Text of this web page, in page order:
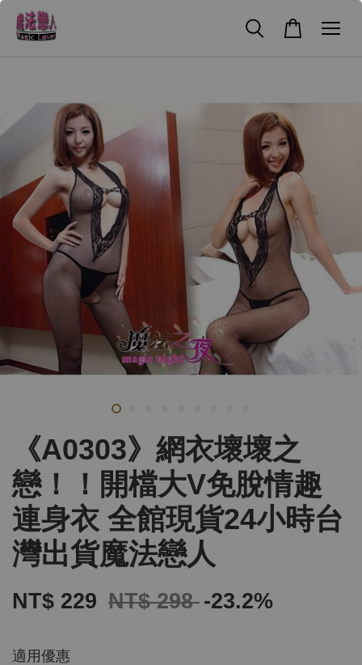
《A0303》網衣壞壞之
戀！！開檔大V免脫情趣
連身衣 全館現貨24小時台
灣出貨魔法戀人
NT$ 229 NT$ 298 -23.2%
適用優惠